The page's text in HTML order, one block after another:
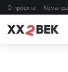
О проекте Команда